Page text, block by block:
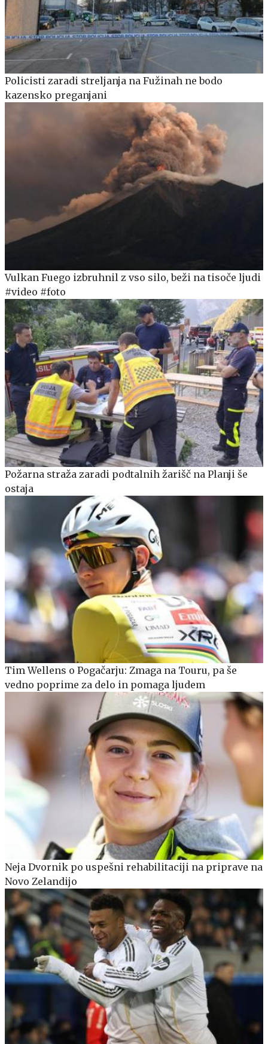
Policisti zaradi streljanja na Fužinah ne bodo
kazensko preganjani
Vulkan Fuego izbruhnil z vso silo, beži na tisoče ljudi
#video #foto
Požarna straža zaradi podtalnih žarišč na Planji še
ostaja
Tim Wellens o Pogačarju: Zmaga na Touru, pa še
vedno poprime za delo in pomaga ljudem
Neja Dvornik po uspešni rehabilitaciji na priprave na
Novo Zelandijo